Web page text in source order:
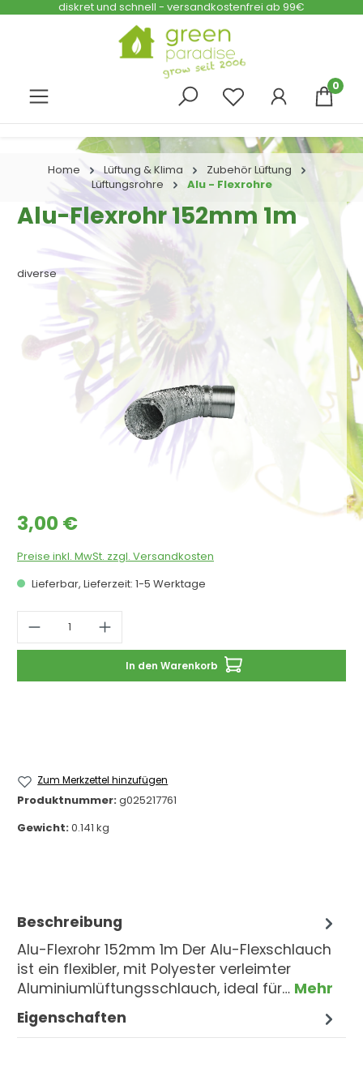
Zum Hauptinhalt springen
diskret und schnell - versandkostenfrei ab 99€
0
Home Lüftung & Klima
Zubehör Lüftung
Lüftungsrohre
Alu - Flexrohre
Alu-Flexrohr 152mm 1m
diverse
Bildergalerie überspringen
Regulärer Preis:
3,00 €
Preise inkl. MwSt. zzgl. Versandkosten
Lieferbar, Lieferzeit: 1-5 Werktage
Produkt Anzahl: Gib den
In den Warenkorb
Zum Merkzettel hinzufügen
Produktnummer:g025217761
Gewicht:0.141 kg
Beschreibung
Alu-Flexrohr 152mm 1m Der Alu-Flexschlauch
ist ein flexibler, mit Polyester verleimter
Aluminiumlüftungsschlauch, ideal für… Mehr
Eigenschaften